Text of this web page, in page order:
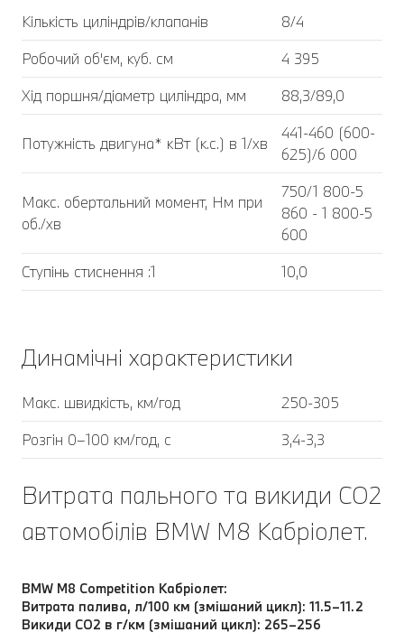
Кількість циліндрів/клапанів
8/4
Робочий об'єм, куб. cм
4 395
Хід поршня/діаметр циліндра, мм
88,3/89,0
Потужність двигуна* кВт (к.с.) в 1/хв
441-460 (600-
625)/6 000
Макс. обертальний момент, Нм при
об./хв
750/1 800-5
860 - 1 800-5
600
Ступінь стиснення :1
10,0
Динамічні характеристики
Макс. швидкість, км/год
250-305
Розгін 0–100 км/год, с
3,4-3,3
Витрата пального та викиди CO2
автомобілів BMW M8 Кабріолет.
BMW M8 Competition Кабріолет:
Витрата палива, л/100 км (змішаний цикл): 11.5–11.2
Викиди CO2 в г/км (змішаний цикл): 265–256